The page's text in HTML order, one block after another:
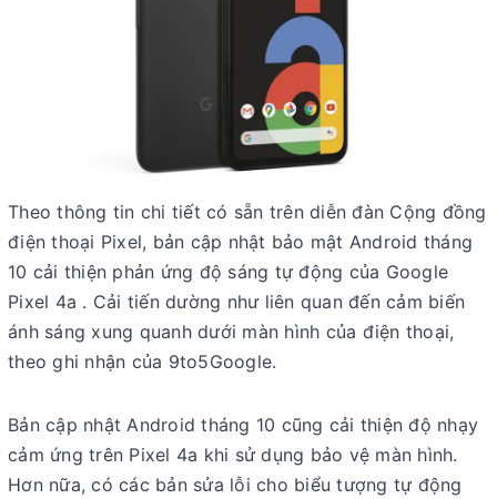
Theo thông tin chi tiết có sẵn trên diễn đàn Cộng đồng
điện thoại Pixel, bản cập nhật bảo mật Android tháng
10 cải thiện phản ứng độ sáng tự động của Google
Pixel 4a . Cải tiến dường như liên quan đến cảm biến
ánh sáng xung quanh dưới màn hình của điện thoại,
theo ghi nhận của 9to5Google.
Bản cập nhật Android tháng 10 cũng cải thiện độ nhạy
cảm ứng trên Pixel 4a khi sử dụng bảo vệ màn hình.
Hơn nữa, có các bản sửa lỗi cho biểu tượng tự động